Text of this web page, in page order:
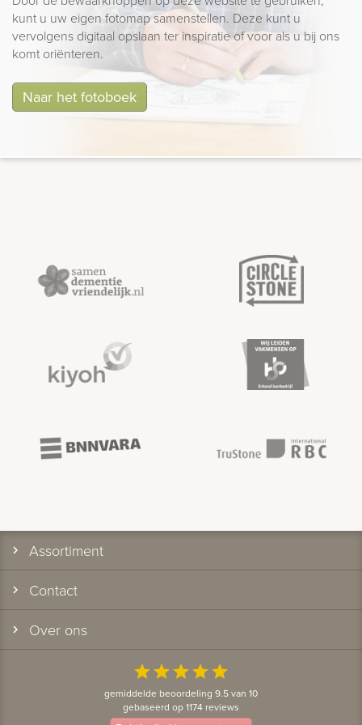
kunt u uw eigen fotomap samenstellen. Deze kunt u
vervolgens digitaal opslaan ter inspiratie of voor als u bij ons
komt oriënteren.
Naar het fotoboek
Assortiment
Contact
Over ons
starstarstarstarstar
gemiddelde beoordeling 9.5 van 10
gebaseerd op 1174 reviews